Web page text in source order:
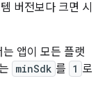
버전보다 크면 시
앱이 모든 플랫
minSdk 를 1 로